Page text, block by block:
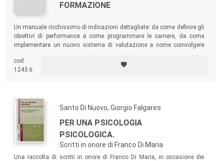
FORMAZIONE
Un manuale ricchissimo di indicazioni dettagliate: da come definire gli
obiettivi di performance a come programmare le carriere, da come
implementare un nuovo sistema di valutazione a come coinvolgere
cod.
1243.6
Santo Di Nuovo, Giorgio Falgares
PER UNA PSICOLOGIA
PSICOLOGICA.
Scritti in onore di Franco Di Maria
Una raccolta di scritti in onore di Franco Di Maria, in occasione dei